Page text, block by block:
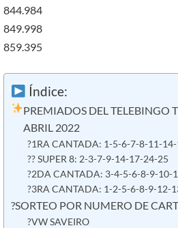
844.984
849.998
859.395
Índice:
PREMIADOS DEL TELEBINGO
ABRIL 2022
?1RA CANTADA: 1-5-6-7-8-11-
?? SUPER 8: 2-3-7-9-14-17-24-25
?2DA CANTADA: 3-4-5-6-8-9-10-
?3RA CANTADA: 1-2-5-6-8-9-12-
?SORTEO POR NUMERO DE
?VW SAVEIRO